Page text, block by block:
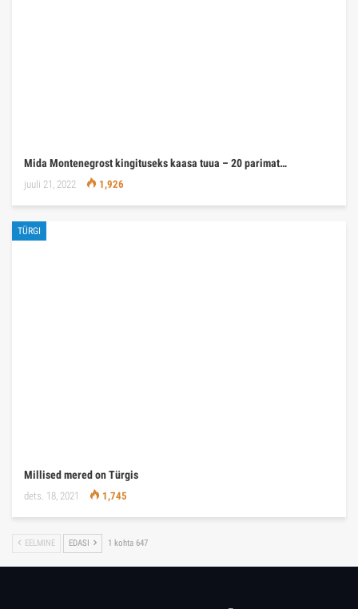
Mida Montenegrost kingituseks kaasa tuua – 20 parimat…
juuli 21, 2022 1,926
TÜRGI
Millised mered on Türgis
dets. 18, 2021 1,745
EELMINE EDASI 1 kohta 647